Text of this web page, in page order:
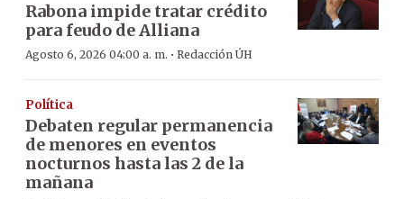
Rabona impide tratar crédito
para feudo de Alliana
Agosto 6, 2026 04:00 a. m. · Redacción ÚH
Política
Debaten regular permanencia
de menores en eventos
nocturnos hasta las 2 de la
mañana